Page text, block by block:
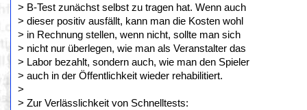
> B-Test zunächst selbst zu tragen hat. Wenn auch
> dieser positiv ausfällt, kann man die Kosten wohl
> in Rechnung stellen, wenn nicht, sollte man sich
> nicht nur überlegen, wie man als Veranstalter das
> Labor bezahlt, sondern auch, wie man den Spieler
> auch in der Öffentlichkeit wieder rehabilitiert.
>
> Zur Verlässlichkeit von Schnelltests: